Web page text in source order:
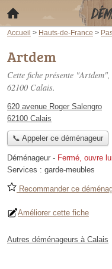
Accueil > Hauts-de-France >
Artdem
Cette fiche présente
62100 Calais.
620 avenue Roger Salengro
62100 Calais
📞 Appeler ce déménageur
Déménageur - Fermé, ouvre
Services : garde-meubles
Recommander ce
Améliorer cette fiche
Autres déménageurs à Calais